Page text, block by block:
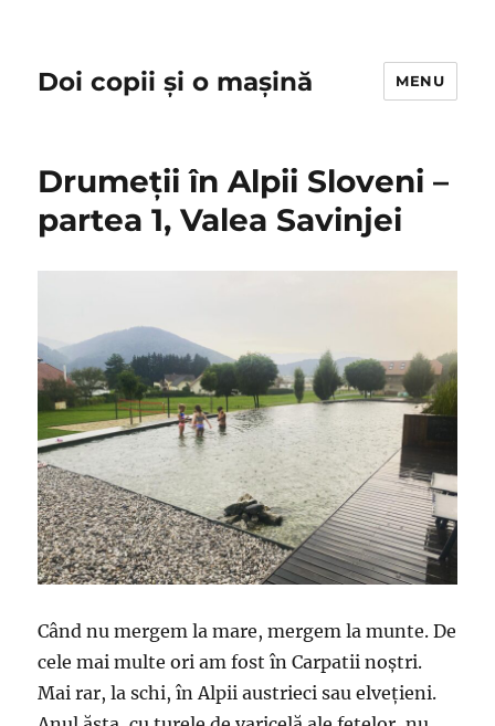
Doi copii și o mașină MENU
Drumeții în Alpii Sloveni –
partea 1, Valea Savinjei
Când nu mergem la mare, mergem la munte. De
cele mai multe ori am fost în Carpatii noștri.
Mai rar, la schi, în Alpii austrieci sau elvețieni.